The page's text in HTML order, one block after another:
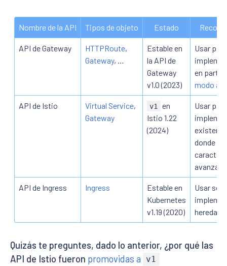
Nombre de la API Tipos de objeto Estado
API de Gateway HTTPRoute,
Gateway, …
Estable en
la API de
Gateway
v1.0 (2023)
Usar
en
modo
API de Istio Virtual Service,
Gateway
v1
en
Istio 1.22
(2024)
Usar para
donde
API de Ingress Ingress
Estable en
Kubernetes
v1.19 (2020)
Usar
Quizás te preguntes, dado lo anterior, ¿por qué las
API de Istio fueron promovidas a v1